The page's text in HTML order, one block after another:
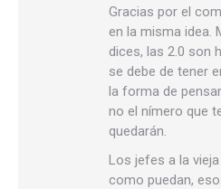
Gracias por el
en la misma idea.
dices, las 2.0 son
se debe de tener
la forma de
no el nímero que
quedarán.
Los jefes a la
como puedan,